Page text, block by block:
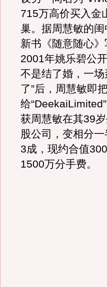
715万高价买入金
巢。据周慧敏的
新书《随意随心
2001年姚乐碧公
不是结了婚，一
了”后，周慧敏即
给
获周慧敏在其39
股公司，变相分
3成，现约合值
1500万分手费。